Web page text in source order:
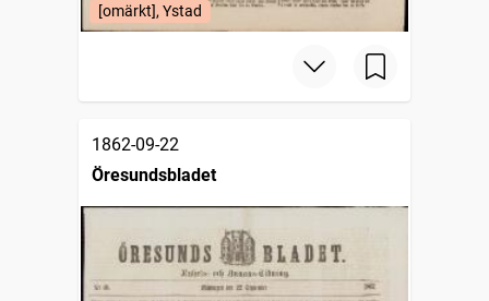
[omärkt], Ystad
1862-09-22
Öresundsbladet